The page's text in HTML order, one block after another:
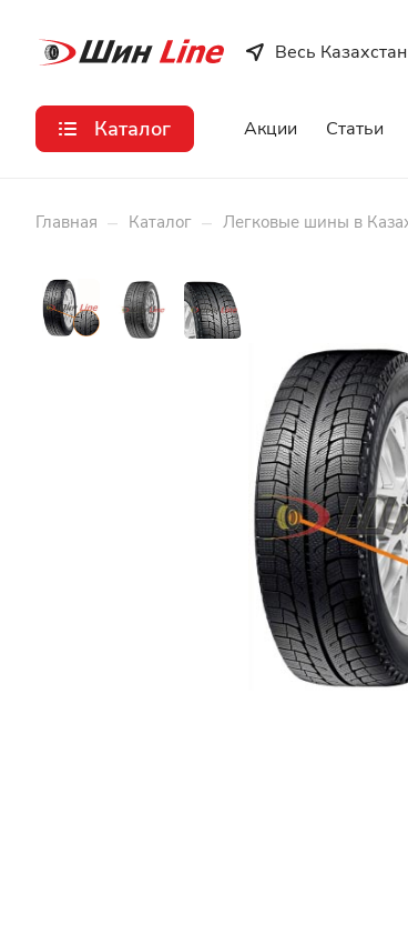
Весь Казахстан
Каталог Акции Статьи
Главная – Каталог – Легковые шины в